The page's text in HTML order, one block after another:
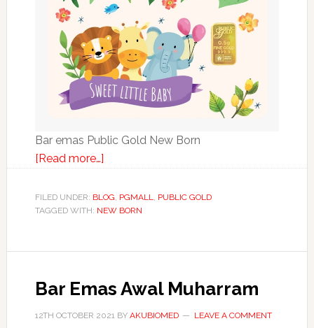
Bar emas Public Gold New Born
[Read more…]about
emas
New
FILED UNDER: BLOG, PGMALL, PUBLIC GOLD
TAGGED WITH: NEW BORN
Bar Emas Awal Muharram
12TH OCTOBER 2021BY AKUBIOMED LEAVE A COMMENT